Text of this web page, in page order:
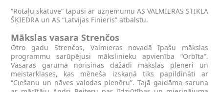
“Rotaļu skatuve” tapusi ar uzņēmumu AS VALMIERAS STIKLA
ŠĶIEDRA un AS “Latvijas Finieris” atbalstu.
Mākslas vasara Strenčos
Otro gadu Strenčos, Valmieras novadā īpašu mākslas
programmu sarūpējusi mākslinieku apvienība “Orbīta”.
Vasaras garumā norisinās dažādi mākslas plenēri un
meistarklases, kas mēneša izskaņā tiks papildināti ar
“Ciešanu un nāves valodas plenēru”. Tajā gaidāma saruna